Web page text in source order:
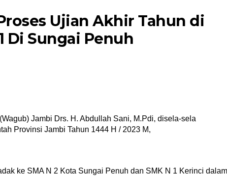
Ujian Akhir Tahun di
Di Sungai Penuh
Jambi Drs. H. Abdullah Sani, M.Pdi, disela-sela
Provinsi Jambi Tahun 1444 H / 2023 M,
ke SMA N 2 Kota Sungai Penuh dan SMK N 1 Kerinci dalam